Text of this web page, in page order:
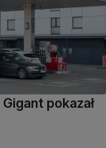
pokazał